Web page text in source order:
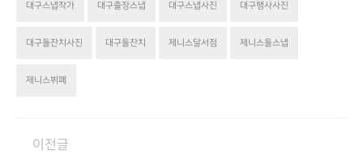
대구스냅작가 대구출장스냅 대구스냅사진 대구행사사진
대구돌잔치사진 대구돌잔치 제니스달서점 제니스돌스냅
제니스뷔폐
이전글